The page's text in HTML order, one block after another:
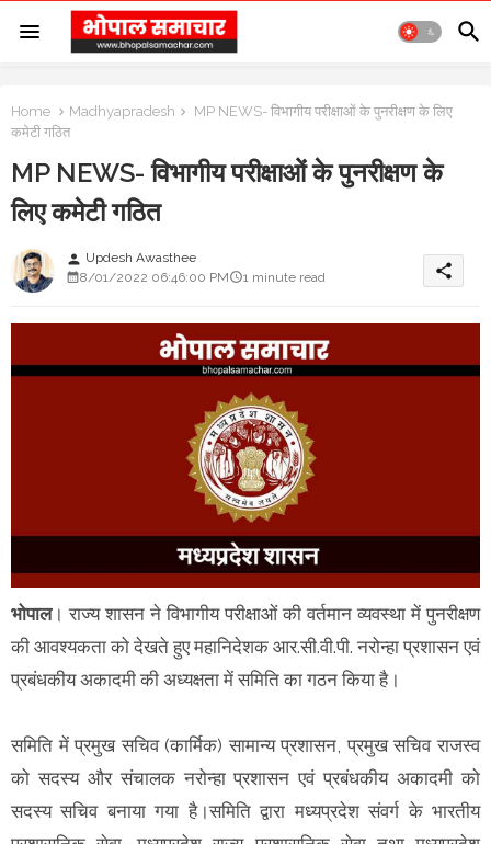
Home Madhyapradesh
MP NEWS- विभागीय परीक्षाओं के पुनरीक्षण के लिए
कमेटी गठित
MP NEWS- विभागीय परीक्षाओं के पुनरीक्षण के
लिए कमेटी गठित
person Updesh Awasthee
8/01/2022 06:46:00 PM
1 minute read share
भोपाल। राज्य शासन ने विभागीय परीक्षाओं की वर्तमान व्यवस्था में पुनरीक्षण
की आवश्यकता को देखते हुए महानिदेशक आर.सी.वी.पी. नरोन्हा प्रशासन एवं
प्रबंधकीय अकादमी की अध्यक्षता में समिति का गठन किया है।
समिति में प्रमुख सचिव (कार्मिक) सामान्य प्रशासन, प्रमुख सचिव राजस्व
को सदस्य और संचालक नरोन्हा प्रशासन एवं प्रबंधकीय अकादमी को
सदस्य सचिव बनाया गया है।समिति द्वारा मध्यप्रदेश संवर्ग के भारतीय